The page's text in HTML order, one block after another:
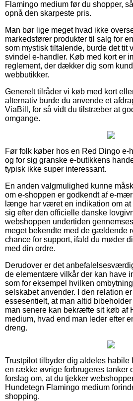
Flamingo medium før du shopper,
opnå den skarpeste pris.
Man bør lige meget hvad ikke
markedsfører produkter til salg for
som mystisk tiltalende, burde det tit
svindel e-handler. Køb med kort er
reglement, der dækker dig som
webbutikker.
Generelt tilråder vi køb med kort
alternativ burde du anvende et
ViaBill, for så vidt du tilstræber at
omgange.
Før folk køber hos en Red Dingo e-
og for sig granske e-butikkens
typisk ikke super interessant.
En anden valgmulighed kunne
om e-shoppen er godkendt af e-
længe har været en indikation om at
sig efter den officielle danske
webshoppen undertiden
meget bekendte med de gældende
chance for support, ifald du møder
med din ordre.
Derudover er det
de elementære vilkår der kan have
som for eksempel hvilken
selskabet anvender. I den relation
essesentielt, at man altid
man senere kan bekræfte sit køb af
medium, hvad end man leder efter
dreng.
Trustpilot tilbyder dig aldeles habile
en række øvrige forbrugeres tanker
forslag om, at du tjekker
Hundetegn Flamingo medium
shopping.